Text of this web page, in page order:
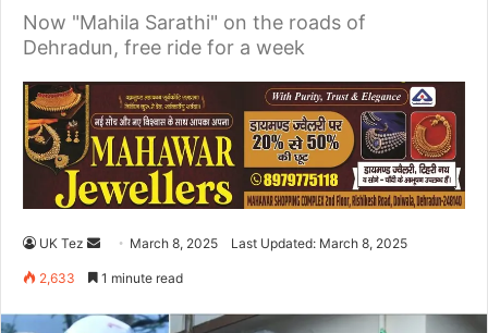
Now "Mahila Sarathi" on the roads of
Dehradun, free ride for a week
UK Tez
e
d
March 8, 2025 Last Updated: March 8, 2025
2,633 1 minute read